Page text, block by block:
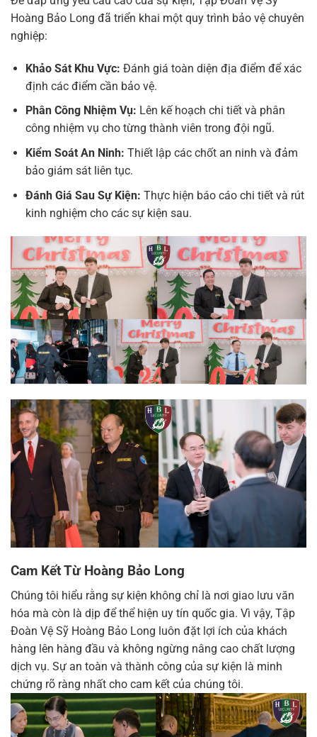
Hoàng Bảo Long đã triển khai một quy trình bảo vệ chuyên
nghiệp:
Khảo Sát Khu Vực: Đánh giá toàn diện địa điểm để xác
định các điểm cần bảo vệ.
Phân Công Nhiệm Vụ: Lên kế hoạch chi tiết và phân
công nhiệm vụ cho từng thành viên trong đội ngũ.
Kiểm Soát An Ninh: Thiết lập các chốt an ninh và đảm
bảo giám sát liên tục.
Đánh Giá Sau Sự Kiện: Thực hiện báo cáo chi tiết và rút
kinh nghiệm cho các sự kiện sau.
Cam Kết Từ Hoàng Bảo Long
Chúng tôi hiểu rằng sự kiện không chỉ là nơi giao lưu văn
hóa mà còn là dịp để thể hiện uy tín quốc gia. Vì vậy, Tập
Đoàn Vệ Sỹ Hoàng Bảo Long luôn đặt lợi ích của khách
hàng lên hàng đầu và không ngừng nâng cao chất lượng
dịch vụ. Sự an toàn và thành công của sự kiện là minh
chứng rõ ràng nhất cho cam kết của chúng tôi.